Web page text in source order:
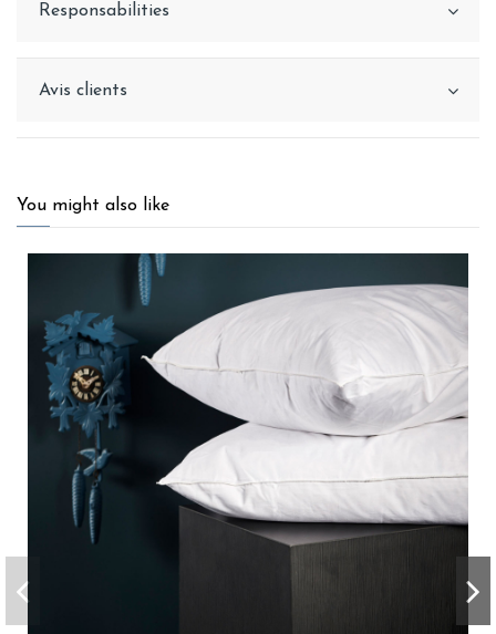
Responsabilities
Avis clients
You might also like